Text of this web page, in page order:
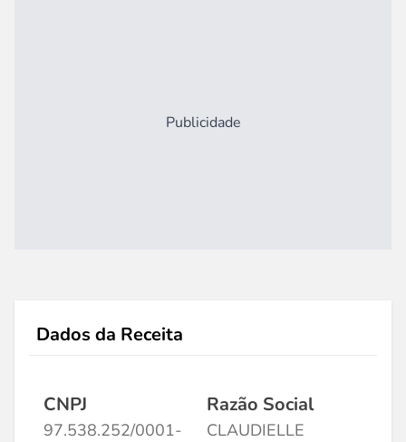
Publicidade
Dados da Receita
CNPJ
97.538.252/0001-
Razão Social
CLAUDIELLE